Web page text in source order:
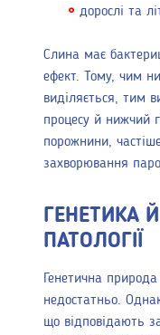
дорослі та
Слина має
ефект. Тому, чим
виділяється, тим
процесу й нижчий
порожнини,
захворювання
ГЕНЕТИКА
ПАТОЛОГІЇ
Генетична природа
недостатньо.
що відповідають